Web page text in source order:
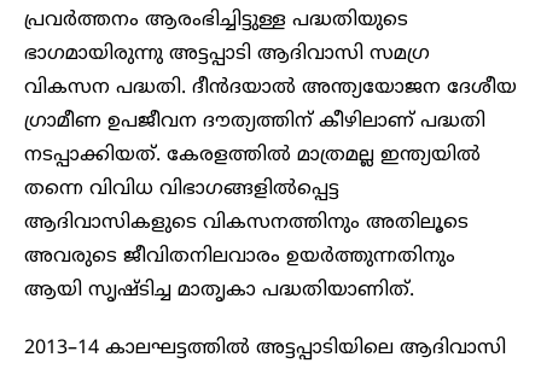
പ്രവർത്തനം ആരംഭിച്ചിട്ടുള്ള പദ്ധതിയുടെ
ഭാഗമായിരുന്നു അട്ടപ്പാടി ആദിവാസി സമഗ്ര
വികസന പദ്ധതി. ദീൻദയാൽ അന്ത്യയോജന ദേശീയ
ഗ്രാമീണ ഉപജീവന ദൗത്യത്തിന് കീഴിലാണ് പദ്ധതി
നടപ്പാക്കിയത്. കേരളത്തിൽ മാത്രമല്ല ഇന്ത്യയിൽ
തന്നെ വിവിധ വിഭാഗങ്ങളിൽപ്പെട്ട
ആദിവാസികളുടെ വികസനത്തിനും അതിലൂടെ
അവരുടെ ജീവിതനിലവാരം ഉയർത്തുന്നതിനും
ആയി സൃഷ്ടിച്ച മാതൃകാ പദ്ധതിയാണിത്.
2013–14 കാലഘട്ടത്തിൽ അട്ടപ്പാടിയിലെ ആദിവാസി